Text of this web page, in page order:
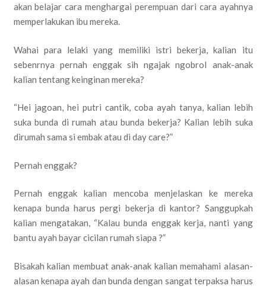
akan belajar cara menghargai perempuan dari cara ayahnya
memperlakukan ibu mereka.
Wahai para lelaki yang memiliki istri bekerja, kalian itu
sebenrnya pernah enggak sih ngajak ngobrol anak-anak
kalian tentang keinginan mereka?
“Hei jagoan, hei putri cantik, coba ayah tanya, kalian lebih
suka bunda di rumah atau bunda bekerja? Kalian lebih suka
dirumah sama si embak atau di day care?”
Pernah enggak?
Pernah enggak kalian mencoba menjelaskan ke mereka
kenapa bunda harus pergi bekerja di kantor? Sanggupkah
kalian mengatakan, “Kalau bunda enggak kerja, nanti yang
bantu ayah bayar cicilan rumah siapa ?”
Bisakah kalian membuat anak-anak kalian memahami alasan-
alasan kenapa ayah dan bunda dengan sangat terpaksa harus